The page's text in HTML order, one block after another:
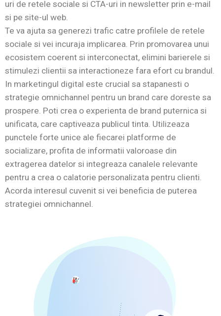
uri de retele sociale si CTA-uri in newsletter prin e-mail
si pe site-ul web.
Te va ajuta sa generezi trafic catre profilele de retele
sociale si vei incuraja implicarea. Prin promovarea unui
ecosistem coerent si interconectat, elimini barierele si
stimulezi clientii sa interactioneze fara efort cu brandul.
In marketingul digital este crucial sa stapanesti o
strategie omnichannel pentru un brand care doreste sa
prospere. Poti crea o experienta de brand puternica si
unificata, care captiveaza publicul tinta. Utilizeaza
punctele forte unice ale fiecarei platforme de
socializare, profita de informatii valoroase din
extragerea datelor si integreaza canalele relevante
pentru a crea o calatorie personalizata pentru clienti.
Acorda interesul cuvenit si vei beneficia de puterea
strategiei omnichannel.